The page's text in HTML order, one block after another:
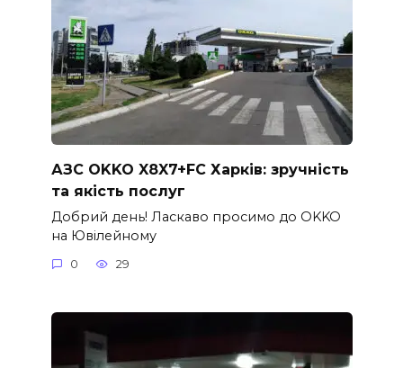
АЗС OKKO X8X7+FC Харків: зручність
та якість послуг
Добрий день! Ласкаво просимо до OKKO
на Ювілейному
0 29